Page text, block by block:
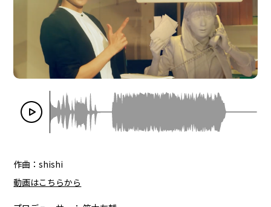
作曲：shishi
動画はこちらから